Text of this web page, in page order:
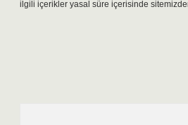
ilgili içerikler yasal süre içerisinde sitemizden